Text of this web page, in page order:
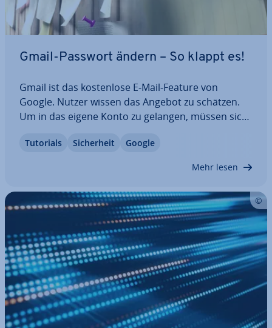
Gmail-Passwort ändern – So klappt es!
Gmail ist das kos­ten­lo­se E-Mail-Feature von
Google. Nutzer wissen das Angebot zu schätzen.
Um in das eigene Konto zu gelangen, müssen sich
passiert, wenn man sein Passwort vergisst oder
Tutorials Si­cher­heit Google
Mehr lesen